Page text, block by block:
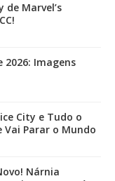
de Marvel’s
2026: Imagens
City e Tudo o
Vai Parar o Mundo
Nárnia